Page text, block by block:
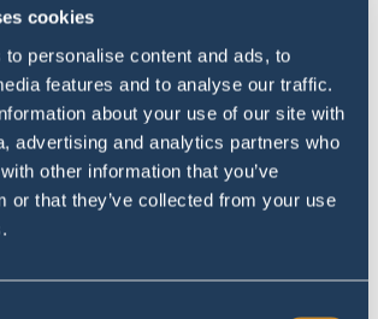
cookies
personalise content and ads, to
features and to analyse our traffic.
about your use of our site with
advertising and analytics partners who
other information that you’ve
or that they’ve collected from your use